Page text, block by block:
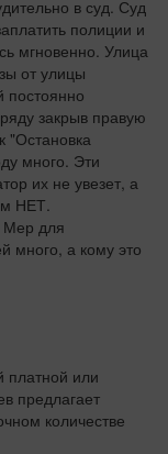
в суд. Суд
полиции и
мгновенно. Улица
от улицы
постоянно
закрыв правую
"Остановка
много. Эти
их не увезет, а
НЕТ.
Мер для
много, а кому это
платной или
предлагает
количестве